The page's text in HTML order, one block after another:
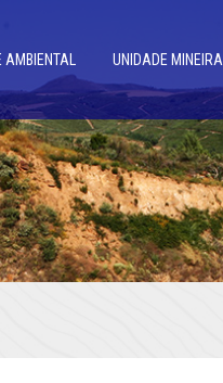
UNIDADE MINEIRA